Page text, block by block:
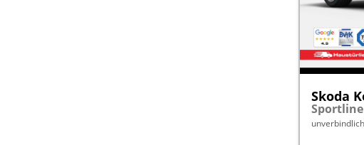
Skoda